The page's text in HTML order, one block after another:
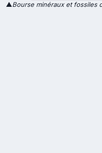
▲Bourse minéraux et fossiles